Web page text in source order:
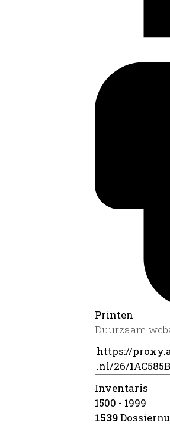
Printen
Duurzaam
Inventaris
1500 - 1999
1539